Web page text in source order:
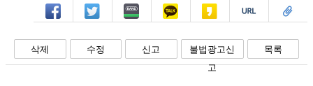
페북 트윗 밴드 카톡 카스 복사 스크랩
삭제 수정 신고
불법광고신
고
목록